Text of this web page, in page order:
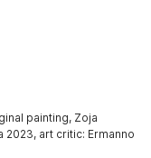
painting, Zoja
art critic: Ermanno